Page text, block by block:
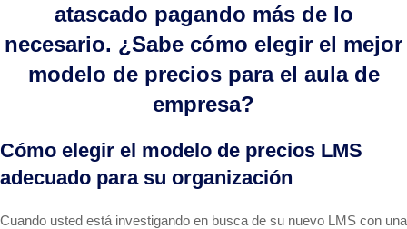
atascado pagando más de lo
necesario. ¿Sabe cómo elegir el mejor
modelo de precios para el aula de
empresa?
Cómo elegir el modelo de precios LMS
adecuado para su organización
Cuando usted está investigando en busca de su nuevo LMS con una